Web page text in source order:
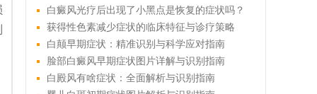
白癜风光疗后出现了小黑点是恢复的症状吗？
获得性色素减少症状的临床特征与诊疗策略
白颠早期症状：精准识别与科学应对指南
脸部白癜风早期症状图片详解与识别指南
白殿风有啥症状：全面解析与识别指南